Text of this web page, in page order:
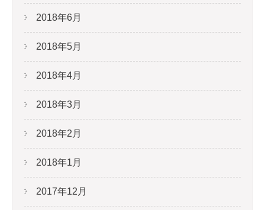
2018年6月
2018年5月
2018年4月
2018年3月
2018年2月
2018年1月
2017年12月